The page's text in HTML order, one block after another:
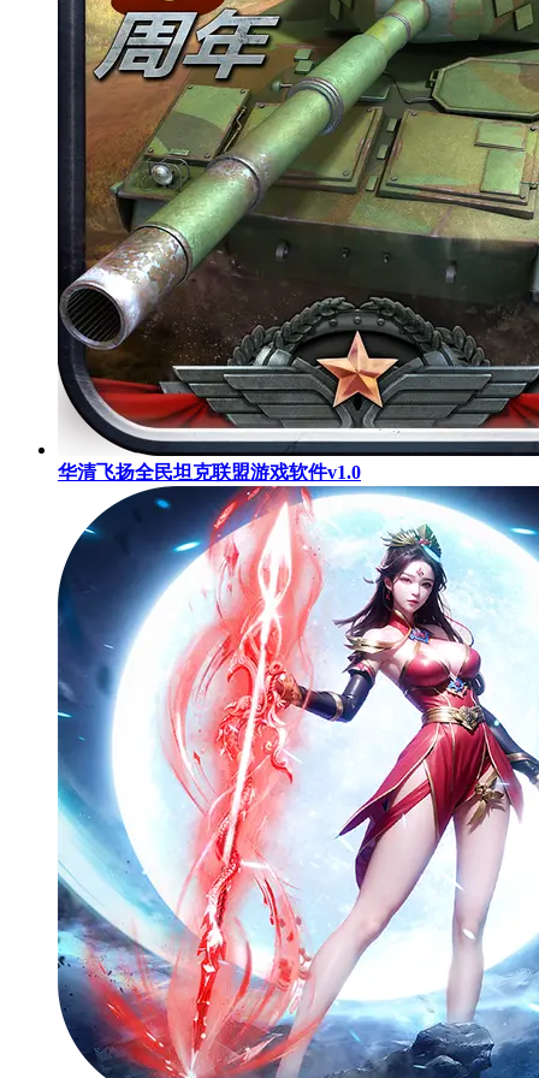
华清飞扬全民坦克联盟游戏软件v1.0